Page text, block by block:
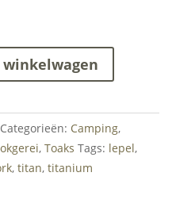
winkelwagen
Categorieën: Camping,
, Toaks Tags: lepel,
, titan, titanium